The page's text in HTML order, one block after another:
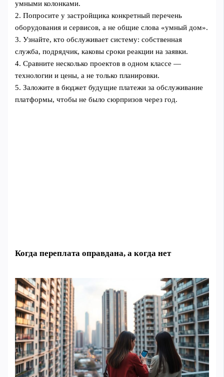
умными колонками.
2. Попросите у застройщика конкретный перечень
оборудования и сервисов, а не общие слова «умный дом».
3. Узнайте, кто обслуживает систему: собственная
служба, подрядчик, каковы сроки реакции на заявки.
4. Сравните несколько проектов в одном классе —
технологии и цены, а не только планировки.
5. Заложите в бюджет будущие платежи за обслуживание
платформы, чтобы не было сюрпризов через год.
Когда переплата оправдана, а когда нет